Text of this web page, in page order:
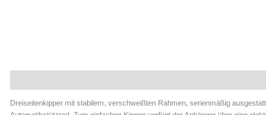
Dreiseitenkipper mit stabilem, verschweißten Rahmen, serienmäßig